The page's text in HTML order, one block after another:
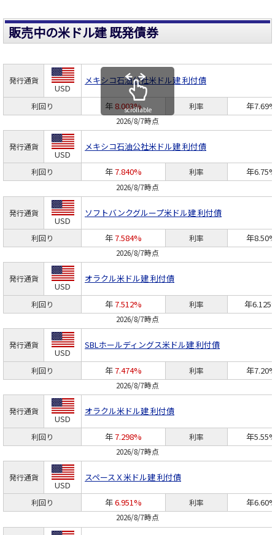
販売中の米ドル建 既発債券
発行通貨
USD
メキシコ石油公社米ドル建 利付債
利回り 年 8.003% 利率 年
scrollable
2026/8/7時点
発行通貨
USD
メキシコ石油公社米ドル建 利付債
利回り 年7.840% 利率 年
2026/8/7時点
発行通貨
USD
ソフトバンクグループ米ドル建 利付債
利回り 年7.584% 利率 年
2026/8/7時点
発行通貨
USD
オラクル米ドル建 利付債
利回り 年7.512% 利率 年
2026/8/7時点
発行通貨
USD
SBLホールディングス米ドル建 利付債
利回り 年7.474% 利率 年
2026/8/7時点
発行通貨
USD
オラクル米ドル建 利付債
利回り 年7.298% 利率 年
2026/8/7時点
発行通貨
USD
スペースＸ米ドル建 利付債
利回り 年6.951% 利率 年
2026/8/7時点